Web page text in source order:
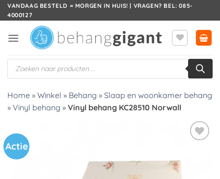
Ga
naar
VANDAAG BESTELD = MORGEN IN HUIS! | VRAGEN? BEL: 085-
4000127
Producten
zoeken
Home » Winkel » Behang » Slaap en woonkamer behang
» Vinyl behang » Vinyl behang KC28510 Norwall
Actie
verlanglijst